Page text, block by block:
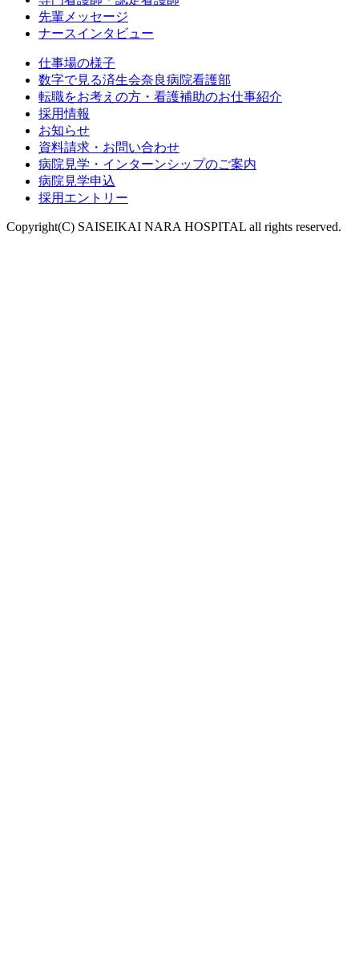
先輩メッセージ
ナースインタビュー
仕事場の様子
数字で見る済生会奈良病院看護部
転職をお考えの方・看護補助のお仕事紹介
採用情報
お知らせ
資料請求・お問い合わせ
病院見学・インターンシップのご案内
病院見学申込
採用エントリー
Copyright(C) SAISEIKAI NARA HOSPITAL all rights reserved.